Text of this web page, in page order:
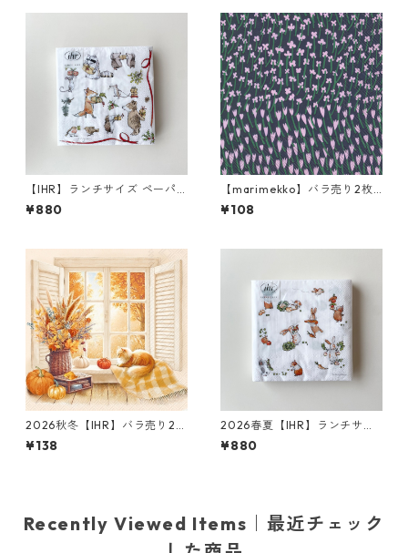
【IHR】ランチサイズ ペーパ
ーナプキン PRESENT FOR YO
U ホワイト Anita Jeram 20
¥880
【marimekko】バラ売り2枚
カクテルサイズ ペーパーナプ
キン APILAINEN ライラック
¥108
2026秋冬【IHR】バラ売り2枚
ランチサイズ ペーパーナプキ
ン Cozy Fall View クリーム
¥138
2026春夏【IHR】ランチサイ
ズ ペーパーナプキン LITTLE F
ARMERS ホワイト Anita Jera
¥880
Recently Viewed Items｜最近チェック